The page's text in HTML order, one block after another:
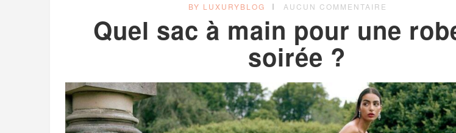
BY LUXURYBLOG AUCUN COMMENTAIRE
Quel sac à main pour une
soirée ?